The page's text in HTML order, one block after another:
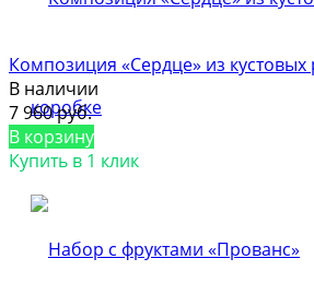
Композиция «Сердце» из кустовых
В наличии
7 960 руб.
В корзину
Купить в 1 клик